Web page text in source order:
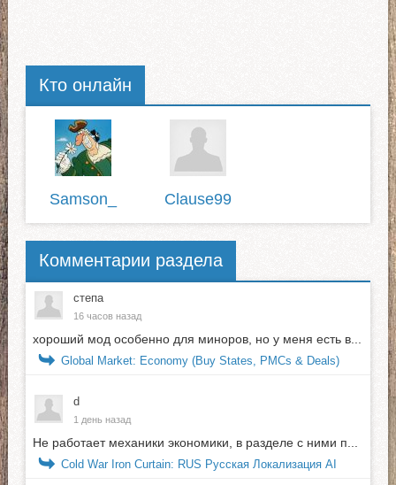
Кто онлайн
Samson_ Clause99
Комментарии раздела
степа
16 часов назад
хороший мод особенно для миноров, но у меня есть в...
Global Market: Economy (Buy States, PMCs & Deals)
d
1 день назад
Не работает механики экономики, в разделе с ними п...
Cold War Iron Curtain: RUS Русская Локализация AI